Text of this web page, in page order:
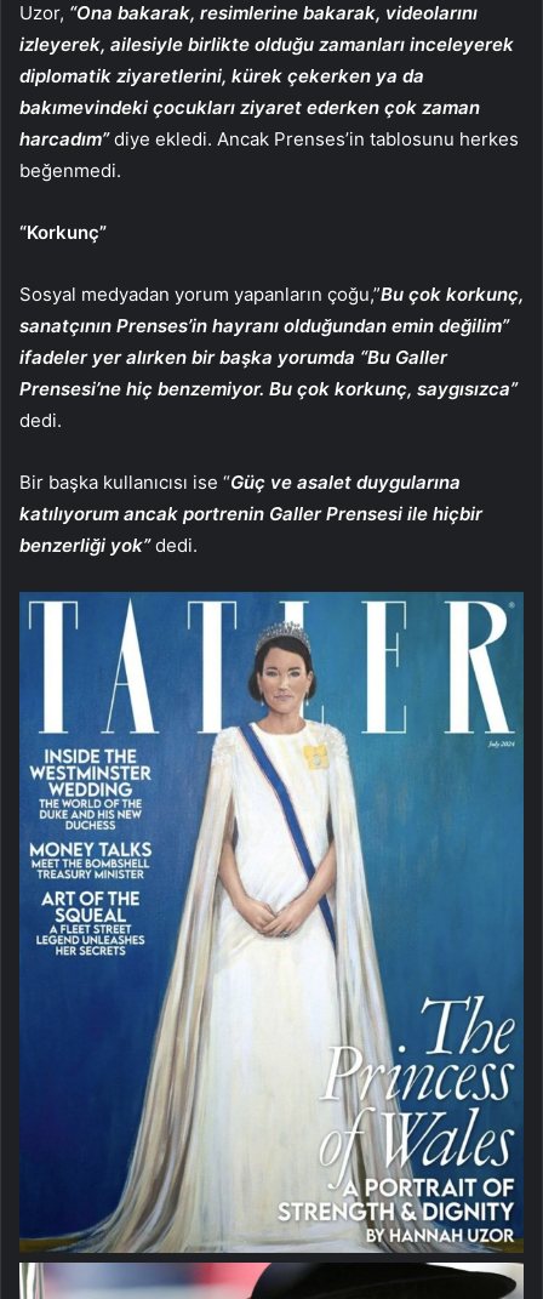
Uzor, “Ona bakarak, resimlerine bakarak, videolarını
izleyerek, ailesiyle birlikte olduğu zamanları inceleyerek
diplomatik ziyaretlerini, kürek çekerken ya da
bakımevindeki çocukları ziyaret ederken çok zaman
harcadım”diye ekledi. Ancak Prenses’in tablosunu herkes
beğenmedi.
“Korkunç”
Sosyal medyadan yorum yapanların çoğu,”Bu çok korkunç,
sanatçının Prenses’in hayranı olduğundan emin değilim”
ifadeler yer alırken bir başka yorumda “Bu Galler
Prensesi’ne hiç benzemiyor. Bu çok korkunç, saygısızca”
dedi.
Bir başka kullanıcısı ise “Güç ve asalet duygularına
katılıyorum ancak portrenin Galler Prensesi ile hiçbir
benzerliği yok”dedi.